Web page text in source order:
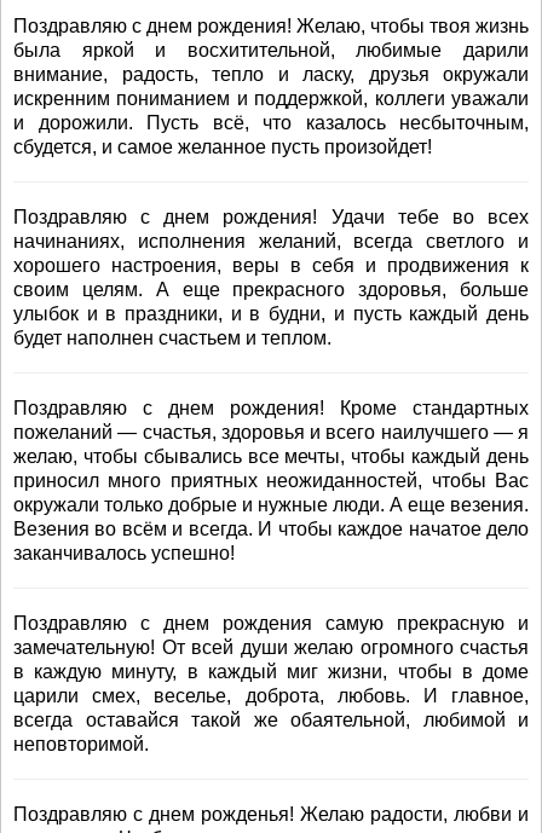
Поздравляю с днем рождения! Желаю, чтобы твоя жизнь
была яркой и восхитительной, любимые дарили
внимание, радость, тепло и ласку, друзья окружали
искренним пониманием и поддержкой, коллеги уважали
и дорожили. Пусть всё, что казалось несбыточным,
сбудется, и самое желанное пусть произойдет!
Поздравляю с днем рождения! Удачи тебе во всех
начинаниях, исполнения желаний, всегда светлого и
хорошего настроения, веры в себя и продвижения к
своим целям. А еще прекрасного здоровья, больше
улыбок и в праздники, и в будни, и пусть каждый день
будет наполнен счастьем и теплом.
Поздравляю с днем рождения! Кроме стандартных
пожеланий — счастья, здоровья и всего наилучшего — я
желаю, чтобы сбывались все мечты, чтобы каждый день
приносил много приятных неожиданностей, чтобы Вас
окружали только добрые и нужные люди. А еще везения.
Везения во всём и всегда. И чтобы каждое начатое дело
заканчивалось успешно!
Поздравляю с днем рождения самую прекрасную и
замечательную! От всей души желаю огромного счастья
в каждую минуту, в каждый миг жизни, чтобы в доме
царили смех, веселье, доброта, любовь. И главное,
всегда оставайся такой же обаятельной, любимой и
неповторимой.
Поздравляю с днем рожденья! Желаю радости, любви и